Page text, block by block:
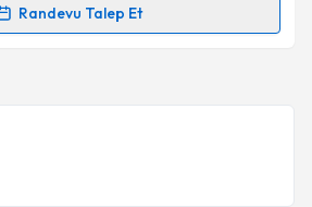
Randevu Talep Et
Talebi
e-posta ile bilgilendireceğiz.